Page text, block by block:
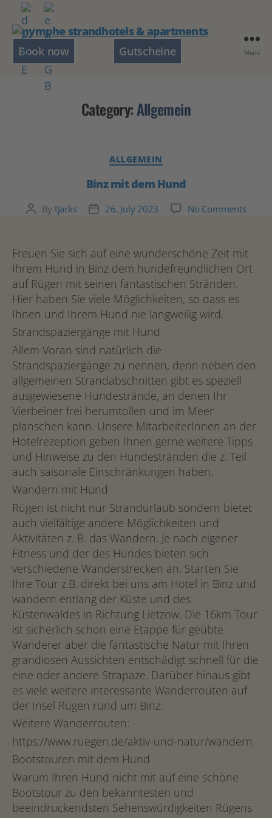
nymphe
strandhotels
apartments
Menü
Book now Gutscheine
Category:Allgemein
Categories
ALLGEMEIN
Binz mit dem Hund
PostBy tjarks
Post26. July 2023 No Commentson
dem
Hund
Freuen Sie sich auf eine wunderschöne Zeit mit
Ihrem Hund in Binz dem hundefreundlichen Ort
auf Rügen mit seinen fantastischen Stränden.
Hier haben Sie viele Möglichkeiten, so dass es
Ihnen und Ihrem Hund nie langweilig wird.
Strandspaziergänge mit Hund
Allem Voran sind natürlich die
Strandspaziergänge zu nennen, denn neben den
allgemeinen Strandabschnitten gibt es speziell
ausgewiesene Hundestrände, an denen Ihr
Vierbeiner frei herumtollen und im Meer
planschen kann. Unsere MitarbeiterInnen an der
Hotelrezeption geben Ihnen gerne weitere Tipps
und Hinweise zu den Hundestränden die z. Teil
auch saisonale Einschränkungen haben.
Wandern mit Hund
Rügen ist nicht nur Strandurlaub sondern bietet
auch vielfältige andere Möglichkeiten und
Aktivitäten z. B. das Wandern. Je nach eigener
Fitness und der des Hundes bieten sich
verschiedene Wanderstrecken an. Starten Sie
Ihre Tour z.B. direkt bei uns am Hotel in Binz und
wandern entlang der Küste und des
Küstenwaldes in Richtung Lietzow. Die 16km Tour
ist sicherlich schon eine Etappe für geübte
Wanderer aber die fantastische Natur mit Ihren
grandiosen Aussichten entschädigt schnell für die
eine oder andere Strapaze. Darüber hinaus gibt
es viele weitere interessante Wanderrouten auf
der Insel Rügen rund um Binz.
Weitere Wanderrouten:
https://www.ruegen.de/aktiv-und-natur/wandern
Bootstouren mit dem Hund
Warum Ihren Hund nicht mit auf eine schöne
Bootstour zu den bekanntesten und
beeindruckendsten Sehenswürdigkeiten Rügens